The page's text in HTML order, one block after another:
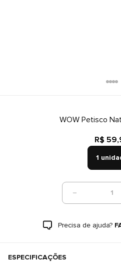
WOW Petisco
R$
1
1
Precisa de ajuda?
ESPECIFICAÇÕES